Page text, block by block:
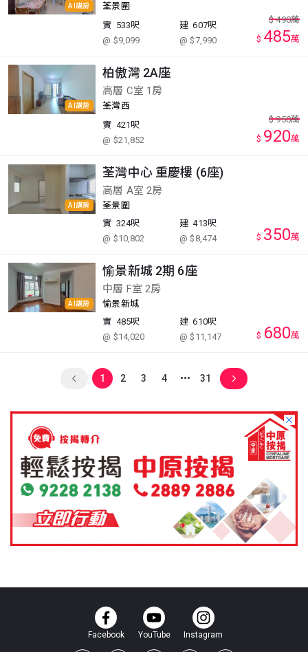
AI講房
荃景圍
實 533呎
@ $9,099
建 607呎
@ $7,990
$ 490萬
$ 485萬
AI講房
柏傲灣 2A座
高層 C室 1房
荃灣西
實 421呎
@ $21,852
$ 950萬
$ 920萬
AI講房
荃灣中心 重慶樓 (6座)
高層 A室 2房
荃景圍
實 324呎
@ $10,802
建 413呎
@ $8,474
$ 350萬
AI講房
愉景新城 2期 6座
中層 F室 2房
愉景新城
實 485呎
@ $14,020
建 610呎
@ $11,147
$ 680萬
1 2 3 4 31
Facebook YouTube Instagram